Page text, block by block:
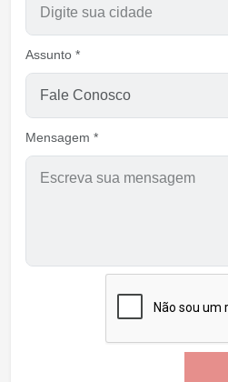
Assunto *
Mensagem *